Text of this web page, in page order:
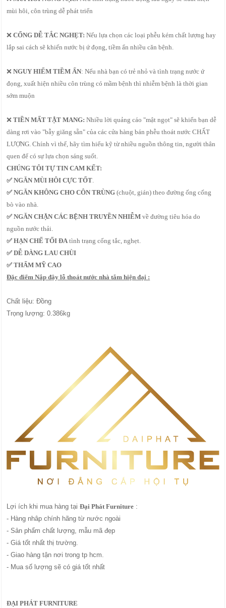
mùi hôi, côn trùng dễ phát triển
❌CỐNG DỄ TẮC NGHẸT:Nếu lựa chọn các loại phễu kém chất lượng hay
lắp sai cách sẽ khiến nước bị ứ đọng, tiềm ẩn nhiều căn bệnh.
❌NGUY HIỂM TIỀM ẨN: Nếu nhà bạn có trẻ nhỏ và tình trạng nước ứ
đọng, xuất hiện nhiều côn trùng có mầm bệnh thì nhiễm bệnh là thời gian
sớm muộn
❌TIỀN MẤT TẬT MANG:Nhiều lời quảng cáo "mật ngọt" sẽ khiến bạn dễ
dàng rơi vào "bẫy giăng sẵn" của các cửa hàng bán phễu thoát nước CHẤT
LƯỢNG. Chính vì thế, hãy tìm hiểu kỹ từ nhiều nguồn thông tin, người thân
quen để có sự lựa chọn sáng suốt.
CHÚNG TÔI TỰ TIN CAM KẾT:
✅ NGĂN MÙI HÔI CỰC TỐT
✅NGĂN KHÔNG CHO CÔN TRÙNG (chuột, gián) theo đường ống cống
bò vào nhà.
✅ NGĂN CHẶN CÁC BỆNH TRUYỀN NHIỄM về đường tiêu hóa do
nguồn nước thải.
✅ HẠN CHẾ TỐI ĐA tình trạng cống tắc, nghẹt.
✅ DỄ DÀNG LAU CHÙI
✅ THẨM MỸ CAO
Đặc điểm Nắp đậy lỗ thoát nước nhà tắm hiện đại :
Chất liệu: Đồng
Trọng lượng: 0.386kg
Lợi ích khi mua hàng tạiĐại Phát Furniture :
- Hàng nhâp chính hãng từ nước ngoài
- Sản phẩm chất lượng, mẫu mã đẹp
- Giá tốt nhất thị trường.
- Giao hàng tận nơi trong tp hcm.
- Mua số lượng sẽ có giá tốt nhất
ĐẠI PHÁT FURNITURE